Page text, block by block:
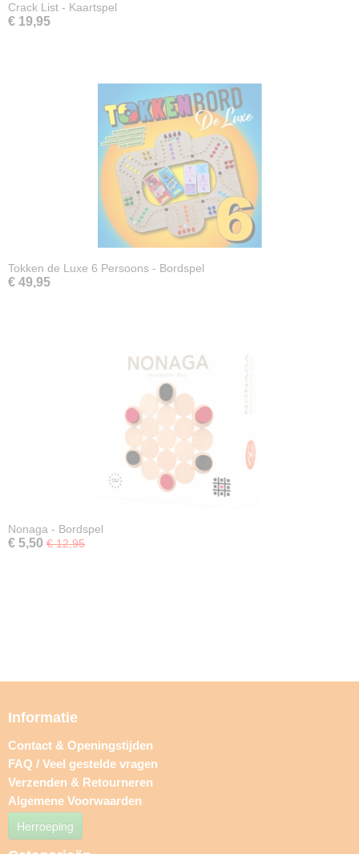
Crack List - Kaartspel
€ 19,95
Tokken de Luxe 6 Persoons - Bordspel
€ 49,95
Nonaga - Bordspel
€ 5,50 € 12,95
Informatie
Contact & Openingstijden
FAQ / Veel gestelde vragen
Verzenden & Retourneren
Algemene Voorwaarden
Herroeping